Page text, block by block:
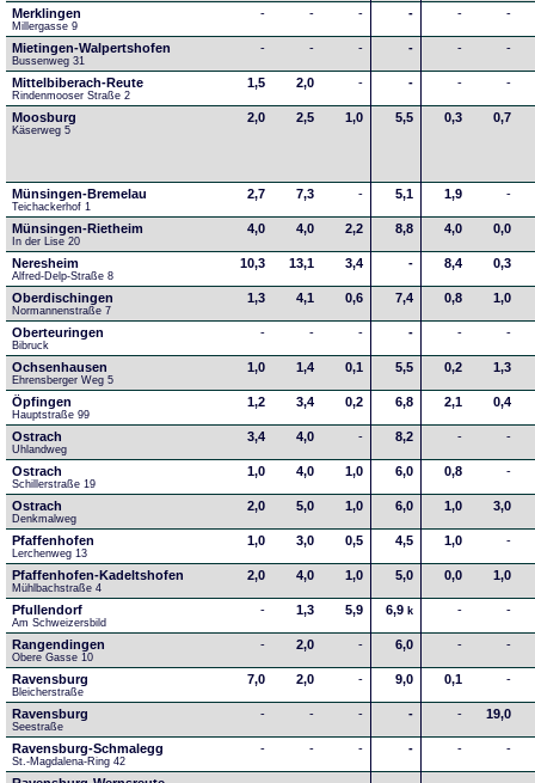
Merklingen
Millergasse 9
- - - - - -
Mietingen-Walpertshofen
Bussenweg 31
- - - - - -
Mittelbiberach-Reute
Rindenmooser Straße 2
1,5 2,0 - - - -
Moosburg
Käserweg 5
2,0 2,5 1,0 5,5 0,3 0,7
Münsingen-Bremelau
Teichackerhof 1
2,7 7,3 - 5,1 1,9 -
Münsingen-Rietheim
In der Lise 20
4,0 4,0 2,2 8,8 4,0 0,0
Neresheim
Alfred-Delp-Straße 8
10,3 13,1 3,4 - 8,4 0,3
Oberdischingen
Normannenstraße 7
1,3 4,1 0,6 7,4 0,8 1,0
Oberteuringen
Bibruck
- - - - - -
Ochsenhausen
Ehrensberger Weg 5
1,0 1,4 0,1 5,5 0,2 1,3
Öpfingen
Hauptstraße 99
1,2 3,4 0,2 6,8 2,1 0,4
Ostrach
Uhlandweg
3,4 4,0 - 8,2 - -
Ostrach
Schillerstraße 19
1,0 4,0 1,0 6,0 0,8 -
Ostrach
Denkmalweg
2,0 5,0 1,0 6,0 1,0 3,0
Pfaffenhofen
Lerchenweg 13
1,0 3,0 0,5 4,5 1,0 -
Pfaffenhofen-Kadeltshofen
Mühlbachstraße 4
2,0 4,0 1,0 5,0 0,0 1,0
Pfullendorf
Am Schweizersbild
- 1,3 5,9 6,9k - -
Rangendingen
Obere Gasse 10
- 2,0 - 6,0 - -
Ravensburg
Bleicherstraße
7,0 2,0 - 9,0 0,1 -
Ravensburg
Seestraße
- - - - - 19,0
Ravensburg-Schmalegg
St.-Magdalena-Ring 42
- - - - - -